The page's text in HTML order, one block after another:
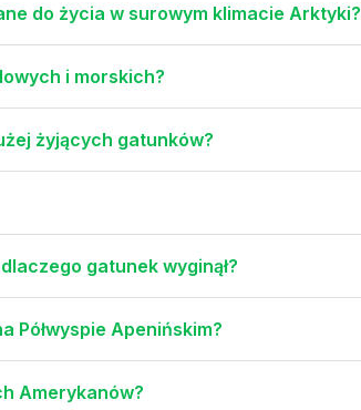
do życia w surowym klimacie Arktyki?
i morskich?
żyjących gatunków?
gatunek wyginął?
Półwyspie Apenińskim?
Amerykanów?